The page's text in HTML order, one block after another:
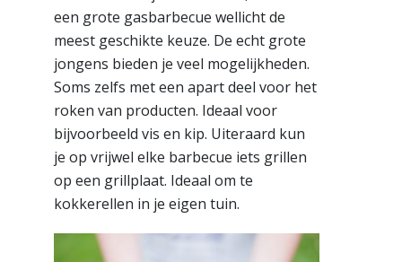
een grote gasbarbecue wellicht de
meest geschikte keuze. De echt grote
jongens bieden je veel mogelijkheden.
Soms zelfs met een apart deel voor het
roken van producten. Ideaal voor
bijvoorbeeld vis en kip. Uiteraard kun
je op vrijwel elke barbecue iets grillen
op een grillplaat. Ideaal om te
kokkerellen in je eigen tuin.